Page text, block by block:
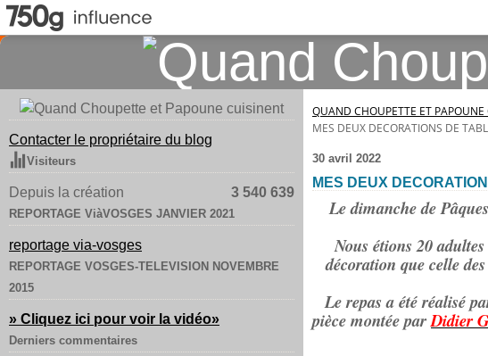
Contacter le propriétaire du blog
Visiteurs
Depuis la création 3 540 639
REPORTAGE ViàVOSGES JANVIER 2021
reportage via-vosges
REPORTAGE VOSGES-TELEVISION NOVEMBRE
2015
» Cliquez ici pour voir la vidéo»
Derniers commentaires
QUAND CHOUPETTE ET PAPOUNE
MES DEUX DECORATIONS DE
30 avril 2022
MES DEUX
Le dimanche de
Nous étions 20
décoration que celle
Le repas a été réalisé
pièce montée parDidier